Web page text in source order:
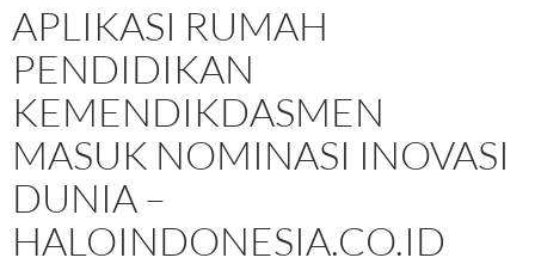
APLIKASI RUMAH
PENDIDIKAN
KEMENDIKDASMEN
MASUK NOMINASI INOVASI
DUNIA –
HALOINDONESIA.CO.ID